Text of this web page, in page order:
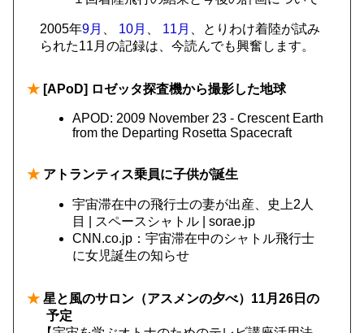
2005年9月 10月 11月
、とりわけ着陸が試み
られた11月の記録は、今読んでも興奮します。
★ [APoD] ロゼッタ探査機から撮影した地球
APOD: 2009 November 23 - Crescent Earth
from the Departing Rosetta Spacecraft
★ アトランティス乗員に子供が誕生
宇宙滞在中の飛行士の妻が出産、史上2人
目 | スペースシャトル | sorae.jp
CNN.co.jp：宇宙滞在中のシャトル飛行士
に女児誕生の知らせ
★ 星と風のサロン（アスメンの夕べ）11月26日の
予定